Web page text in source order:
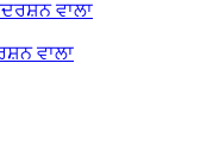
ਵਾਲਾ